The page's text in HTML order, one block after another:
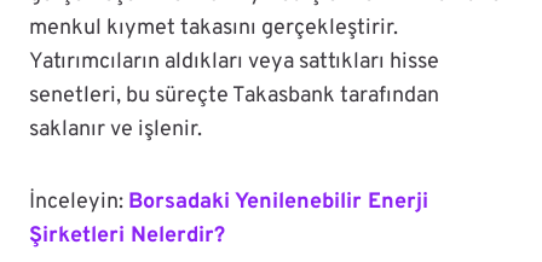
menkul kıymet takasını gerçekleştirir.
Yatırımcıların aldıkları veya sattıkları hisse
senetleri, bu süreçte Takasbank tarafından
saklanır ve işlenir.
İnceleyin: Borsadaki Yenilenebilir Enerji
Şirketleri Nelerdir?